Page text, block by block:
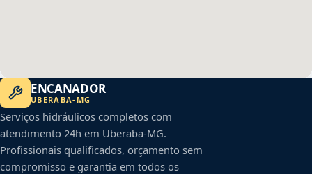
ENCANADOR
UBERABA- MG
Serviços hidráulicos completos com
atendimento 24h em Uberaba-MG.
Profissionais qualificados, orçamento sem
compromisso e garantia em todos os